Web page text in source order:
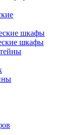
шкафы
шкафы